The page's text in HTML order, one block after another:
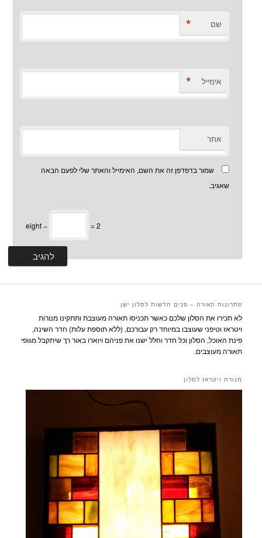
שם *
אימייל *
אתר
שמור בדפדפן זה את השם, האימייל והאתר שלי לפעם הבאה
שאגיב.
eight − = 2
פתרונות תאורה – פנים חדשות לסלון ישן
לא תכירו את הסלון שלכם כאשר תכניסו תאורה מעוצבת ותתקינו מנורות
ויטראז וטיפני שעוצבו במיוחד רק עבורכם, (ללא תוספת עלות) חדר השינה,
פינת האוכל, הסלון וכל חדר וחלל ישנו את פניהם ויוארו באור רך שיתקבל מגופי
תאורה מעוצבים.
מנורת ויטראז לסלון